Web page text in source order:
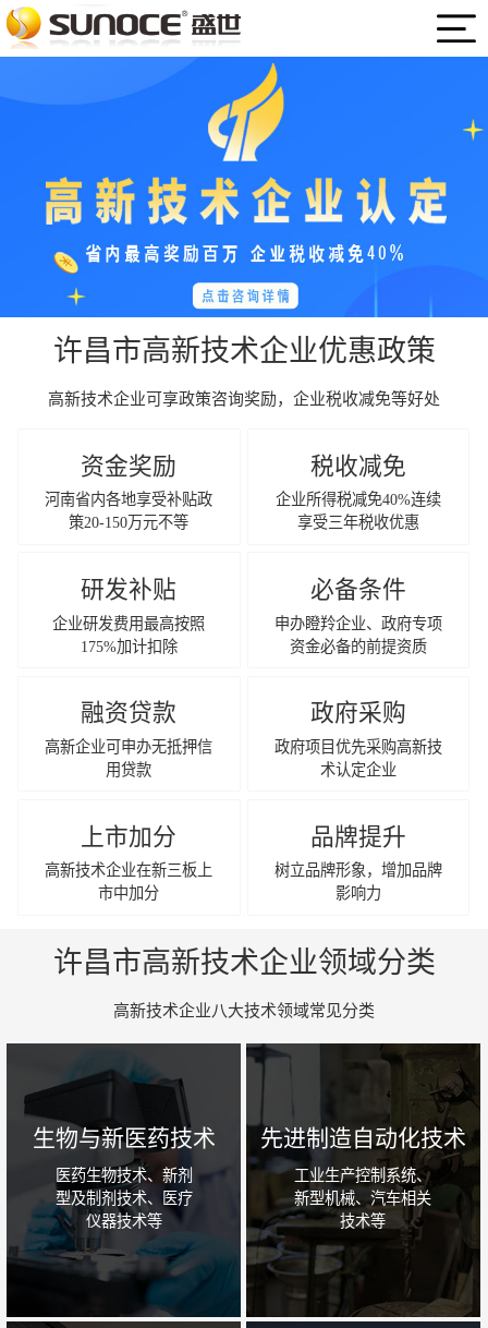
许昌市高新技术企业优惠政策
高新技术企业可享政策咨询奖励，企业税收减免等好处
资金奖励
河南省内各地享受补贴政
策20-150万元不等
税收减免
企业所得税减免40%连续
享受三年税收优惠
研发补贴
企业研发费用最高按照
175%加计扣除
必备条件
申办瞪羚企业、政府专项
资金必备的前提资质
融资贷款
高新企业可申办无抵押信
用贷款
政府采购
政府项目优先采购高新技
术认定企业
上市加分
高新技术企业在新三板上
市中加分
品牌提升
树立品牌形象，增加品牌
影响力
许昌市高新技术企业领域分类
高新技术企业八大技术领域常见分类
生物与新医药技术
医药生物技术、新剂
型及制剂技术、医疗
仪器技术等
先进制造自动化技术
工业生产控制系统、
新型机械、汽车相关
技术等